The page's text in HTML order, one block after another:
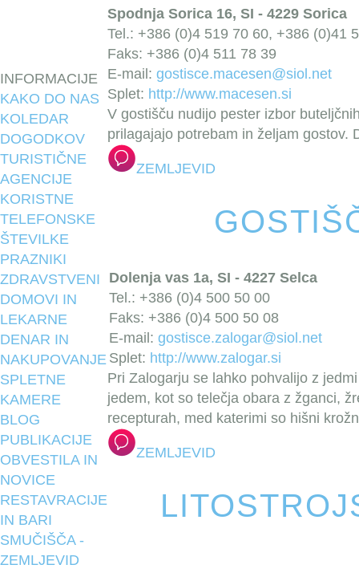
INFORMACIJE
KAKO DO NAS
KOLEDAR
DOGODKOV
TURISTIČNE
AGENCIJE
KORISTNE
TELEFONSKE
ŠTEVILKE
PRAZNIKI
ZDRAVSTVENI
DOMOVI IN
LEKARNE
DENAR IN
NAKUPOVANJE
SPLETNE
KAMERE
BLOG
PUBLIKACIJE
OBVESTILA IN
NOVICE
RESTAVRACIJE
IN BARI
SMUČIŠČA -
ZEMLJEVID
Spodnja Sorica 16, SI - 4229 Sorica
Tel.: +386 (0)4 519 70 60, +386 (0)41
Faks: +386 (0)4 511 78 39
E-mail: gostisce.macesen@siol.net
Splet: http://www.macesen.si
V gostišču nudijo pester izbor
prilagajajo potrebam in željam gostov.
ZEMLJEVID
Dolenja vas 1a, SI - 4227 Selca
Tel.: +386 (0)4 500 50 00
Faks: +386 (0)4 500 50 08
E-mail: gostisce.zalogar@siol.net
Splet: http://www.zalogar.si
Pri Zalogarju se lahko pohvalijo z
jedem, kot so telečja obara z žganci,
recepturah, med katerimi so hišni
ZEMLJEVID